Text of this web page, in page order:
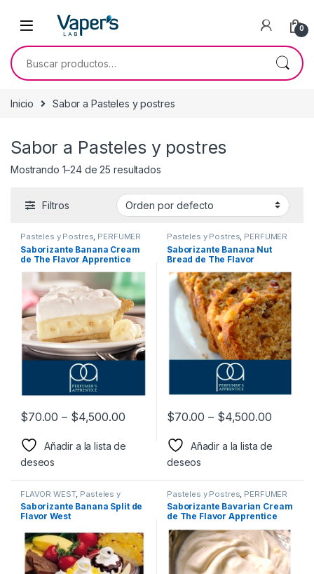
0
Inicio Sabor a Pasteles y postres
Sabor a Pasteles y postres
Mostrando 1–24 de 25 resultados
Filtros
Pasteles y Postres, PERFUMER
´S APPRENTCIE Sabor a
Pasteles y postres,
Saborizantes
Saborizante Banana Cream
de The Flavor Apprentice
$70.00 – $4,500.00
Añadir a la lista de
deseos
Pasteles y Postres, PERFUMER
´S APPRENTCIE Sabor a
Pasteles y postres,
Saborizantes
Saborizante Banana Nut
Bread de The Flavor
$70.00 – $4,500.00
Añadir a la lista de
deseos
FLAVOR WEST, Pasteles y
Postres Sabor a Pasteles y
postres,Saborizantes
Saborizante Banana Split de
Flavor West
Pasteles y Postres PERFUMER
´S APPRENTCIE Sabor a
Pasteles y postres,
Saborizantes
Saborizante Bavarian Cream
de The Flavor Apprentice